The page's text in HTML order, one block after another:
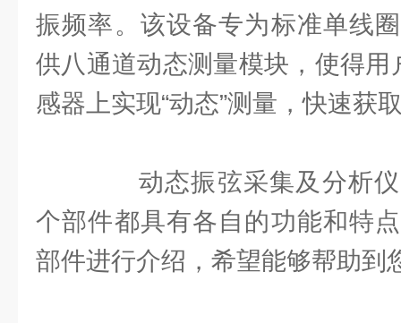
振频率。该设备专为标准单线
供八通道动态测量模块，使得用
感器上实现“动态”测量，快速获
动态振弦采集及分析仪
个部件都具有各自的功能和特
部件进行介绍，希望能够帮助到